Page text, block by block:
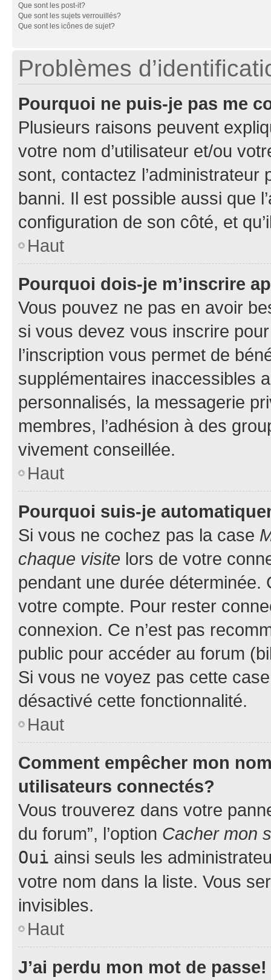
Que sont les post-it?
Que sont les sujets verrouillés?
Que sont les icônes de sujet?
Problèmes
Pourquoi ne puis-je pas me
Plusieurs raisons peuvent
votre nom d’utilisateur et/ou
sont, contactez l’administrateur
banni. Il est possible aussi que
configuration de son côté, et
Haut
Pourquoi dois-je m’inscrire
Vous pouvez ne pas en avoir
si vous devez vous inscrire
l’inscription vous permet de
supplémentaires inaccessibles
personnalisés, la messagerie
membres, l’adhésion à des
vivement conseillée.
Haut
Pourquoi suis-je
Si vous ne cochez pas la case
chaque visite lors de votre
pendant une durée déterminée.
votre compte. Pour rester
connexion. Ce n’est pas
public pour accéder au forum
Si vous ne voyez pas cette
désactivé cette fonctionnalité.
Haut
Comment empêcher mon
utilisateurs connectés?
Vous trouverez dans votre
du forum”, l’option Cacher mon
Oui ainsi seuls les
votre nom dans la liste. Vous
invisibles.
Haut
J’ai perdu mon mot de passe!